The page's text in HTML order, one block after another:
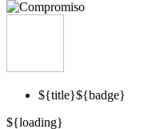
${title}${badge}
${loading}